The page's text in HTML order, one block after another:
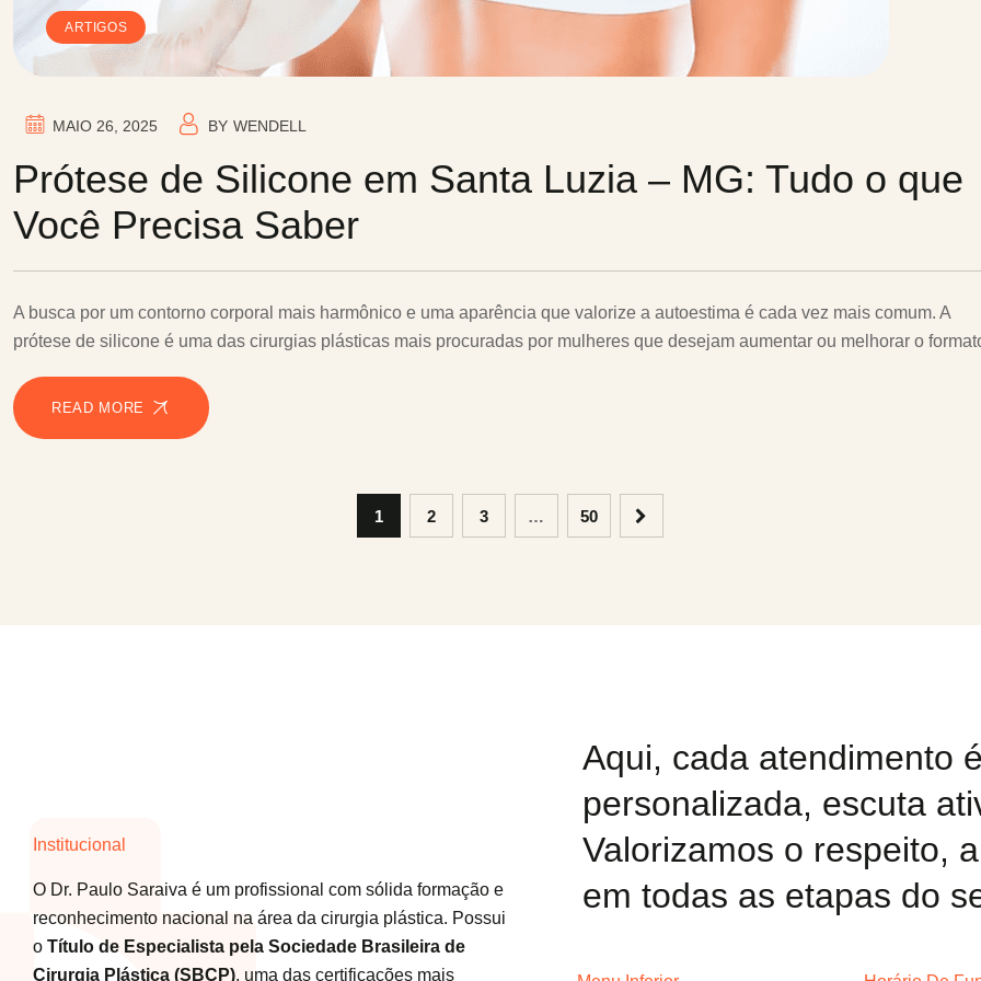
ARTIGOS
MAIO 26, 2025 BY WENDELL
Prótese de Silicone em Santa Luzia – MG: Tudo o que
Você Precisa Saber
A busca por um contorno corporal mais harmônico e uma aparência que valorize a autoestima é cada vez mais comum. A
prótese de silicone é uma das cirurgias plásticas mais procuradas por mulheres que desejam aumentar ou melhorar o
READ MORE
1 2 3 … 50
Aqui, cada atendimento
personalizada, escuta
Valorizamos o respeito,
em todas as etapas do
Institucional
O Dr. Paulo Saraiva é um profissional com sólida formação e
reconhecimento nacional na área da cirurgia plástica. Possui
o Título de Especialista pela Sociedade Brasileira de
Cirurgia Plástica (SBCP), uma das certificações mais